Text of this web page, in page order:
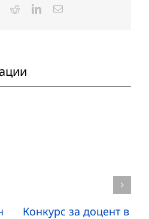
RedditLinkedInЕлектронна
Конкурс за доцент в